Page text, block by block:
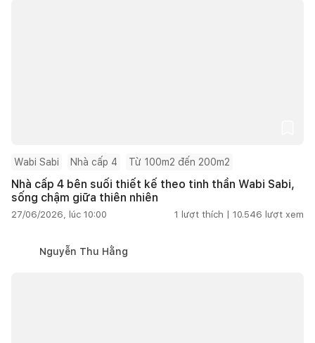
Wabi Sabi Nhà cấp 4 Từ 100m2 đến 200m2
Nhà cấp 4 bên suối thiết kế theo tinh thần Wabi Sabi,
sống chậm giữa thiên nhiên
27/06/2026, lúc 10:00 1 lượt thích | 10.546 lượt xem
Nguyễn Thu Hằng